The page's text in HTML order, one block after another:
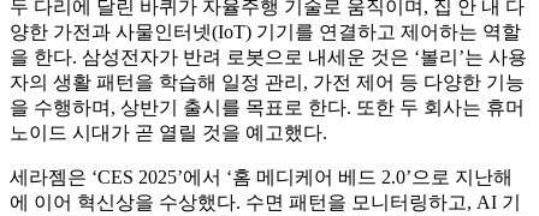
두 다리에 달린 바퀴가 자율주행 기술로 움직이며, 집 안 내 다
양한 가전과 사물인터넷(IoT) 기기를 연결하고 제어하는 역할
을 한다. 삼성전자가 반려 로봇으로 내세운 것은 ‘볼리’는 사용
자의 생활 패턴을 학습해 일정 관리, 가전 제어 등 다양한 기능
을 수행하며, 상반기 출시를 목표로 한다. 또한 두 회사는 휴머
노이드 시대가 곧 열릴 것을 예고했다.
세라젬은 ‘CES 2025’에서 ‘홈 메디케어 베드 2.0’으로 지난해
에 이어 혁신상을 수상했다. 수면 패턴을 모니터링하고, AI 기